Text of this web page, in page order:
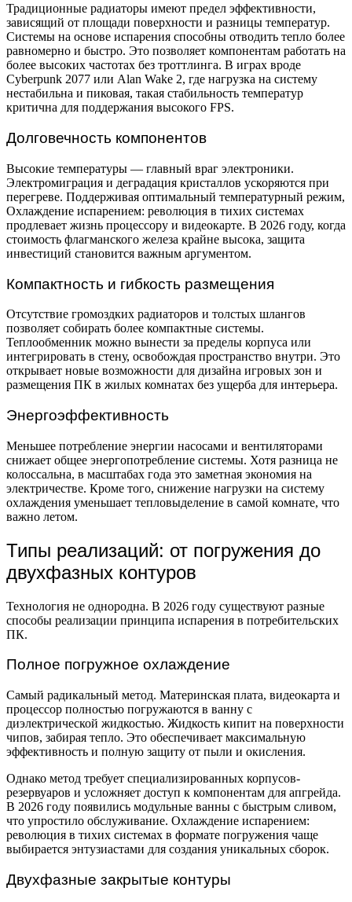
Традиционные радиаторы имеют предел эффективности,
зависящий от площади поверхности и разницы температур.
Системы на основе испарения способны отводить тепло более
равномерно и быстро. Это позволяет компонентам работать на
более высоких частотах без троттлинга. В играх вроде
Cyberpunk 2077 или Alan Wake 2, где нагрузка на систему
нестабильна и пиковая, такая стабильность температур
критична для поддержания высокого FPS.
Долговечность компонентов
Высокие температуры — главный враг электроники.
Электромиграция и деградация кристаллов ускоряются при
перегреве. Поддерживая оптимальный температурный режим,
Охлаждение испарением: революция в тихих системах
продлевает жизнь процессору и видеокарте. В 2026 году, когда
стоимость флагманского железа крайне высока, защита
инвестиций становится важным аргументом.
Компактность и гибкость размещения
Отсутствие громоздких радиаторов и толстых шлангов
позволяет собирать более компактные системы.
Теплообменник можно вынести за пределы корпуса или
интегрировать в стену, освобождая пространство внутри. Это
открывает новые возможности для дизайна игровых зон и
размещения ПК в жилых комнатах без ущерба для интерьера.
Энергоэффективность
Меньшее потребление энергии насосами и вентиляторами
снижает общее энергопотребление системы. Хотя разница не
колоссальна, в масштабах года это заметная экономия на
электричестве. Кроме того, снижение нагрузки на систему
охлаждения уменьшает тепловыделение в самой комнате, что
важно летом.
Типы реализаций: от погружения до
двухфазных контуров
Технология не однородна. В 2026 году существуют разные
способы реализации принципа испарения в потребительских
ПК.
Полное погружное охлаждение
Самый радикальный метод. Материнская плата, видеокарта и
процессор полностью погружаются в ванну с
диэлектрической жидкостью. Жидкость кипит на поверхности
чипов, забирая тепло. Это обеспечивает максимальную
эффективность и полную защиту от пыли и окисления.
Однако метод требует специализированных корпусов-
резервуаров и усложняет доступ к компонентам для апгрейда.
В 2026 году появились модульные ванны с быстрым сливом,
что упростило обслуживание. Охлаждение испарением:
революция в тихих системах в формате погружения чаще
выбирается энтузиастами для создания уникальных сборок.
Двухфазные закрытые контуры